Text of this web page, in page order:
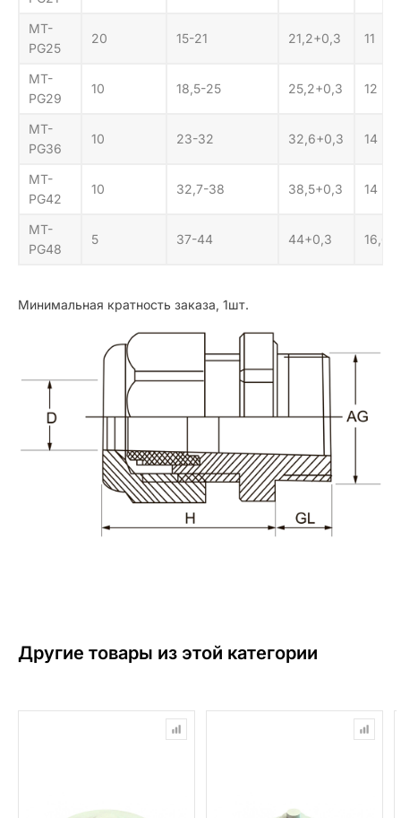
MT-
PG25
20 15-21 21,2+0,3 11
MT-
PG29
10 18,5-25 25,2+0,3 12
MT-
PG36
10 23-32 32,6+0,3 14
MT-
PG42
10 32,7-38 38,5+0,3 14
MT-
PG48
5 37-44 44+0,3 16,6
Минимальная кратность заказа, 1шт.
Другие товары из этой категории